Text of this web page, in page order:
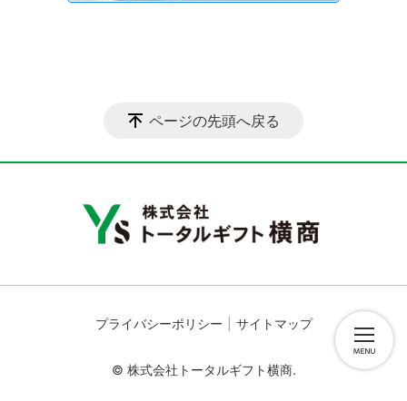
ページの先頭へ戻る
プライバシーポリシー サイトマップ
© 株式会社トータルギフト横商.